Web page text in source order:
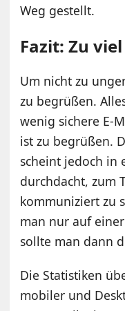
Weg gestellt.
Fazit: Zu
Um nicht zu
zu begrüßen.
wenig sichere E-
ist zu begrüßen.
scheint jedoch in
durchdacht, zum
kommuniziert zu
man nur auf
sollte man dann
Die Statistiken
mobiler und